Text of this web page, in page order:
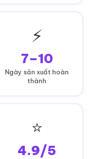
⚡
7–10
Ngày sản xuất hoàn
thành
⭐
4.9/5